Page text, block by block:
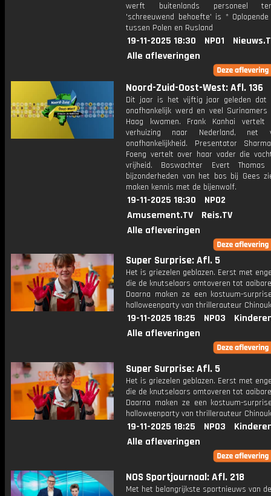
werft buitenlands personeel
'schreeuwend behoefte' is *
tussen Polen en Rusland
19-11-2025 18:30 NPO1
Alle afleveringen
Noord-Zuid-Oost-West: Afl. 136
Dit jaar is het vijftig jaar geleden dat
onafhankelijk werd en veel Surinamers
Haag kwamen. Frank Kanhai vertelt
verhuizing naar Nederland, net
onafhankelijkheid. Presentator
Foeng vertelt over haar vader die
vrijheid. Boswachter Evert
bijzonderheden van het bos bij Gees
maken kennis met de bijenwolf.
19-11-2025 18:30
NPO2
Amusement.TV
Reis.TV
Alle afleveringen
Super Surprise: Afl. 5
Het is griezelen geblazen. Eerst met
die de knutselaars omtoveren tot
Daarna maken ze een kostuum-
halloweenparty van thrillerauteur
19-11-2025 18:25 NPO3
Alle afleveringen
Super Surprise: Afl. 5
Het is griezelen geblazen. Eerst met
die de knutselaars omtoveren tot
Daarna maken ze een kostuum-
halloweenparty van thrillerauteur
19-11-2025 18:25 NPO3
Alle afleveringen
NOS Sportjournaal: Afl. 218
Met het belangrijkste sportnieuws van